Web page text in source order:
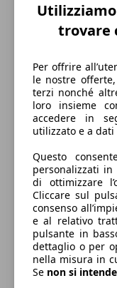
MX-30
MX-30 35,5kWh
11kW
trovare
Per offrire
le nostre
terzi nonché
loro insieme
accedere in
utilizzato e a
Questo
personalizzati in
di ottimizzare
Cliccare sul
consenso
e al relativo
pulsante in
dettaglio o per
nella misura in
Se non si intende